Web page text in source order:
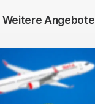
Weitere Angebote